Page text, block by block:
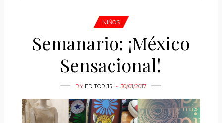
NIÑOS
Semanario: ¡México
Sensacional!
BY EDITOR JR 30/01/2017